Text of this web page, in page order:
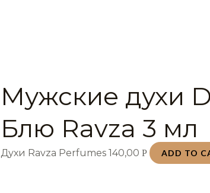
Мужские духи
Блю Ravza 3 мл
Духи Ravza Perfumes140,00Р ADD TO